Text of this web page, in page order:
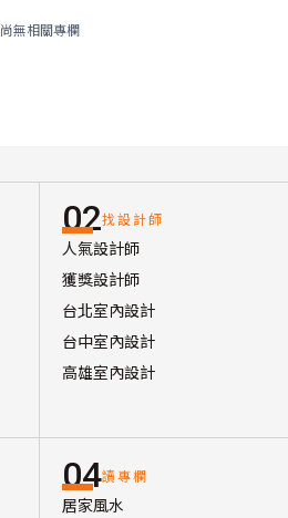
尚無相關專欄
02找設計師
人氣設計師
獲獎設計師
台北室內設計
台中室內設計
高雄室內設計
04讀專欄
居家風水